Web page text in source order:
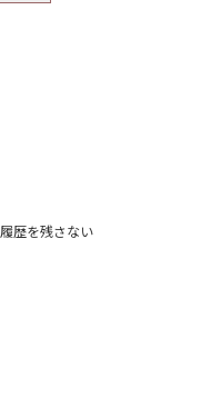
履歴を残さない